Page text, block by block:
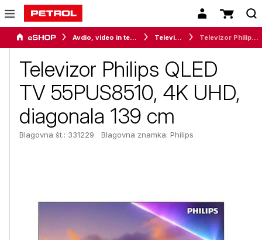
Avdio, video in telefonija Televizorji Televizor Philips QLED TV 55PUS8510, 4K UHD, diagonala 139 cm
Televizor Philips QLED
TV 55PUS8510, 4K UHD,
diagonala 139 cm
Blagovna št.: 331229 Blagovna znamka: Philips